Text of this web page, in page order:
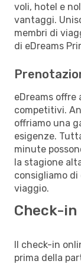
voli, hotel e
vantaggi.
membri di
di eDreams
eDreams offre
competitivi.
offriamo una
esigenze.
minute
la stagione
consigliamo
viaggio.
Check-in
Il check-in
prima della